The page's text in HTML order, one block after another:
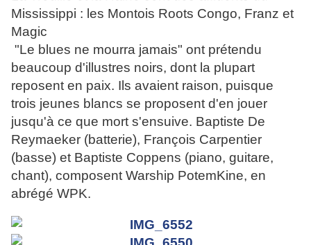
Mississippi : les Montois Roots Congo, Franz et
Magic
"Le blues ne mourra jamais" ont prétendu
beaucoup d'illustres noirs, dont la plupart
reposent en paix. Ils avaient raison, puisque
trois jeunes blancs se proposent d'en jouer
jusqu'à ce que mort s'ensuive. Baptiste De
Reymaeker (batterie), François Carpentier
(basse) et Baptiste Coppens (piano, guitare,
chant), composent Warship PotemKine, en
abrégé WPK.